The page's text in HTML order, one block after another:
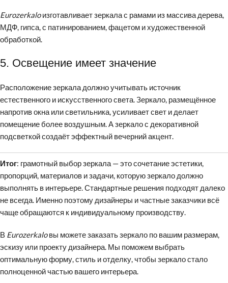
Eurozerkaloизготавливает зеркала с рамами из массива дерева,
МДФ, гипса, с патинированием, фацетом и художественной
обработкой.
5. Освещение имеет значение
Расположение зеркала должно учитывать источник
естественного и искусственного света. Зеркало, размещённое
напротив окна или светильника, усиливает свет и делает
помещение более воздушным. А зеркало с декоративной
подсветкой создаёт эффектный вечерний акцент.
Итог: грамотный выбор зеркала — это сочетание эстетики,
пропорций, материалов и задачи, которую зеркало должно
выполнять в интерьере. Стандартные решения подходят далеко
не всегда. Именно поэтому дизайнеры и частные заказчики всё
чаще обращаются к индивидуальному производству.
В Eurozerkaloвы можете заказать зеркало по вашим размерам,
эскизу или проекту дизайнера. Мы поможем выбрать
оптимальную форму, стиль и отделку, чтобы зеркало стало
полноценной частью вашего интерьера.